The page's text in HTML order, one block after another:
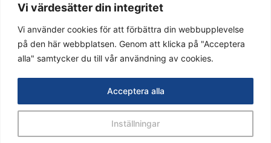
Vi värdesätter din integritet
Vi använder cookies för att förbättra din webbupplevelse
på den här webbplatsen. Genom att klicka på "Acceptera
alla" samtycker du till vår användning av cookies.
Inställningar
Acceptera alla
Föreningar
Sittningar
Stipendier
Q-shop
Copyright 2025 © Stockholms Nation. Webb av